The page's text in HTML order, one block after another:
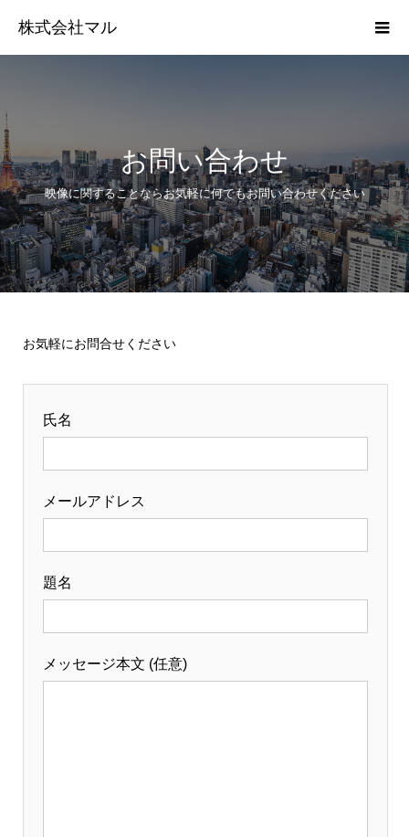
株式会社マル
お問い合わせ
映像に関することならお気軽に何でもお問い合わせください
お気軽にお問合せください
氏名
メールアドレス
題名
メッセージ本文 (任意)